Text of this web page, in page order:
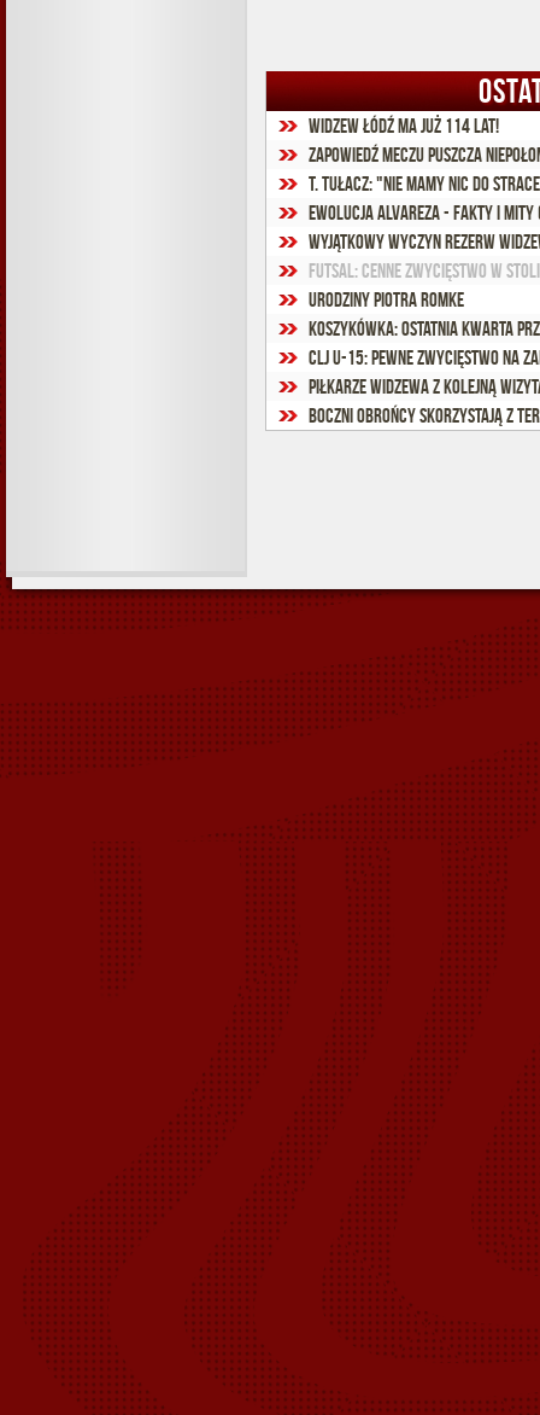
Widzew Łódź ma już 114 lat!
Zapowiedź meczu Puszcza
T. Tułacz: "Nie mamy nic do
Ewolucja Alvareza - fakty i mity
Wyjątkowy wyczyn rezerw
Futsal: Cenne zwycięstwo w
Urodziny Piotra Romke
Koszykówka: Ostatnia kwarta
CLJ U-15: Pewne zwycięstwo na
Piłkarze Widzewa z kolejną
Boczni obrońcy skorzystają z